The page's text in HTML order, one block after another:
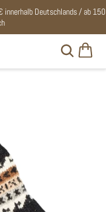
innerhalb Deutschlands / ab 150